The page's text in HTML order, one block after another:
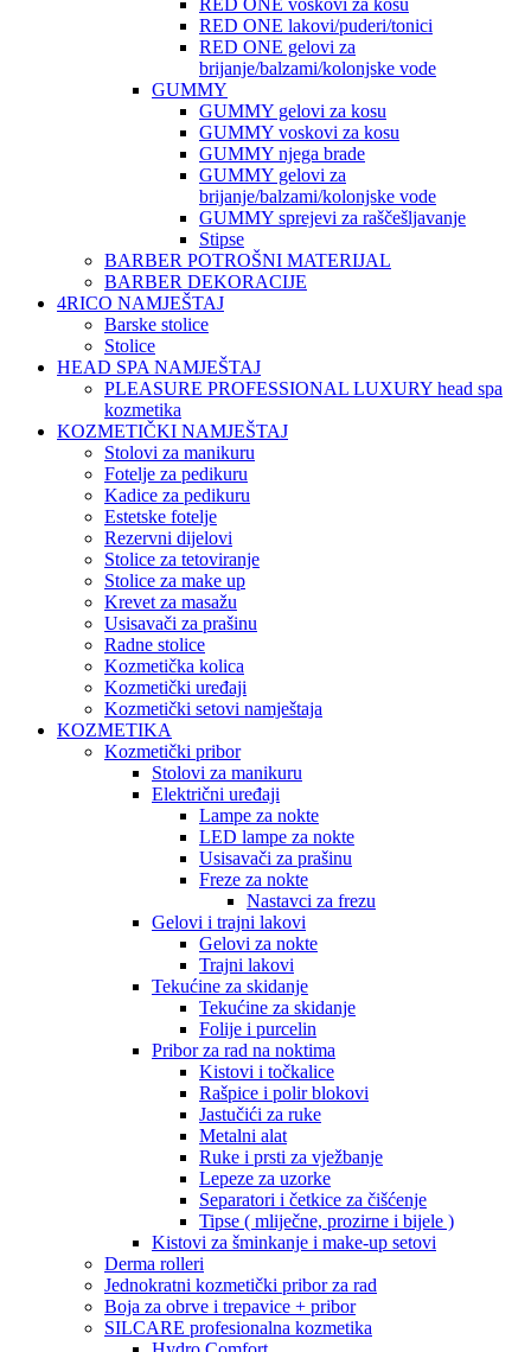
RED ONE voskovi za kosu
RED ONE lakovi/puderi/tonici
RED ONE gelovi za
brijanje/balzami/kolonjske vode
GUMMY
GUMMY gelovi za kosu
GUMMY voskovi za kosu
GUMMY njega brade
GUMMY gelovi za
brijanje/balzami/kolonjske vode
GUMMY sprejevi za raščešljavanje
Stipse
BARBER POTROŠNI MATERIJAL
BARBER DEKORACIJE
4RICO NAMJEŠTAJ
Barske stolice
Stolice
HEAD SPA NAMJEŠTAJ
PLEASURE PROFESSIONAL LUXURY head spa
kozmetika
KOZMETIČKI NAMJEŠTAJ
Stolovi za manikuru
Fotelje za pedikuru
Kadice za pedikuru
Estetske fotelje
Rezervni dijelovi
Stolice za tetoviranje
Stolice za make up
Krevet za masažu
Usisavači za prašinu
Radne stolice
Kozmetička kolica
Kozmetički uređaji
Kozmetički setovi namještaja
KOZMETIKA
Kozmetički pribor
Stolovi za manikuru
Električni uređaji
Lampe za nokte
LED lampe za nokte
Usisavači za prašinu
Freze za nokte
Nastavci za frezu
Gelovi i trajni lakovi
Gelovi za nokte
Trajni lakovi
Tekućine za skidanje
Tekućine za skidanje
Folije i purcelin
Pribor za rad na noktima
Kistovi i točkalice
Rašpice i polir blokovi
Jastučići za ruke
Metalni alat
Ruke i prsti za vježbanje
Lepeze za uzorke
Separatori i četkice za čišćenje
Tipse ( mliječne, prozirne i bijele )
Kistovi za šminkanje i make-up setovi
Derma rolleri
Jednokratni kozmetički pribor za rad
Boja za obrve i trepavice + pribor
SILCARE profesionalna kozmetika